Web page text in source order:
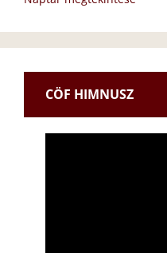
CÖF HIMNUSZ